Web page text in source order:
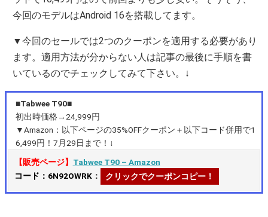
今回のモデルはAndroid 16を搭載してます。
▼今回のセールでは2つのクーポンを適用する必要があり
ます。適用方法が分からない人は記事の最後に手順を書
いているのでチェックしてみて下さい。↓
■Tabwee T90■
初出時価格→24,999円
▼Amazon：以下ページの35%OFFクーポン＋以下コード併用で1
6,499円！7月29日まで！↓
【販売ページ】 Tabwee T90 – Amazon
コード：6N92OWRK： クリックでクーポンコピー！